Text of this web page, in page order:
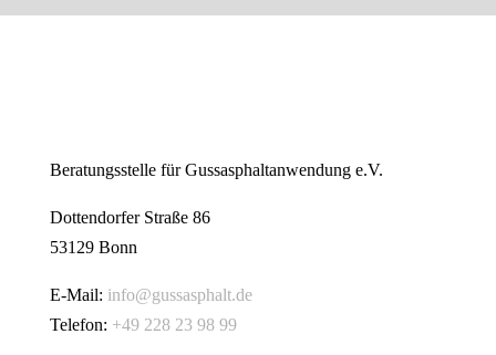
Beratungsstelle für Gussasphaltanwendung e.V.
Dottendorfer Straße 86
53129 Bonn
E-Mail: info@gussasphalt.de
Telefon: +49 228 23 98 99